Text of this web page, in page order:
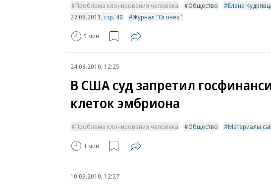
Проблема клонирования человека Общество Елена
27.06.2011, стр. 40
Журнал "Огонёк"
5 мин.
24.08.2010, 12:25
В США суд запретил
клеток эмбриона
Проблема клонирования человека Общество Материалы
1 мин.
10.03.2010, 12:27